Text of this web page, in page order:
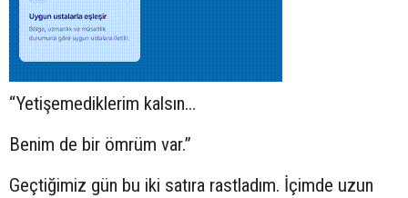
“Yetişemediklerim kalsın…
Benim de bir ömrüm var.”
Geçtiğimiz gün bu iki satıra rastladım. İçimde uzun